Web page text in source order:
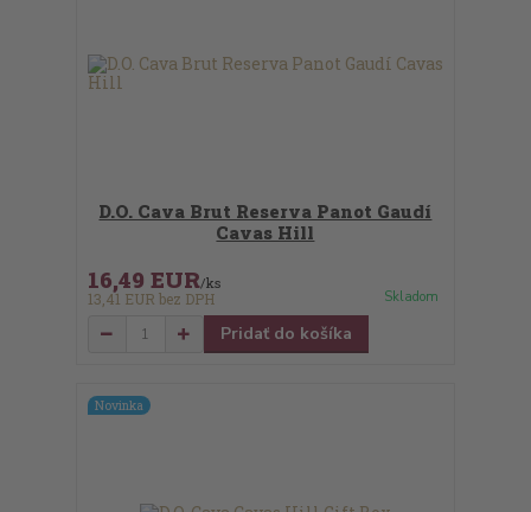
D.O. Cava Brut Reserva Panot Gaudí
Cavas Hill
16,49 EUR/ks
13,41 EUR bez DPH Skladom
Pridať do košíka
Novinka